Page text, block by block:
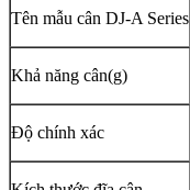
Tên mẫu cân DJ-A Series
Khả năng cân(g)
Độ chính xác